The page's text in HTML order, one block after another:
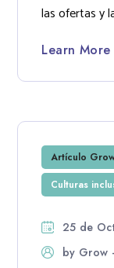
las ofertas y
Learn More
Artículo
Culturas
25 de
by Grow